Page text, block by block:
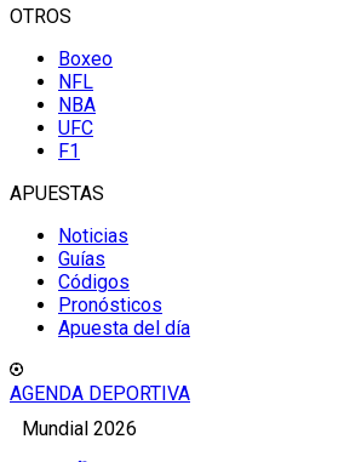
OTROS
Boxeo
NFL
NBA
UFC
F1
APUESTAS
Noticias
Guías
Códigos
Pronósticos
Apuesta del día
AGENDA DEPORTIVA
Mundial 2026